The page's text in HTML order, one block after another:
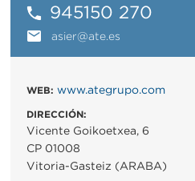
945150 270
asier@ate.es
WEB: www.ategrupo.com
DIRECCIÓN:
Vicente Goikoetxea, 6
CP 01008
Vitoria-Gasteiz (ARABA)